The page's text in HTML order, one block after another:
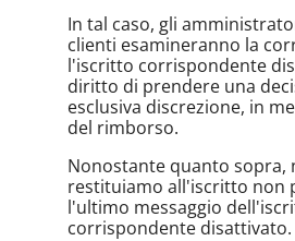
In tal caso, gli
clienti esamineranno la
l'iscritto corrispondente
diritto di prendere una
esclusiva discrezione, in
del rimborso.
Nonostante quanto sopra,
restituiamo all'iscritto non
l'ultimo messaggio
corrispondente disattivato.